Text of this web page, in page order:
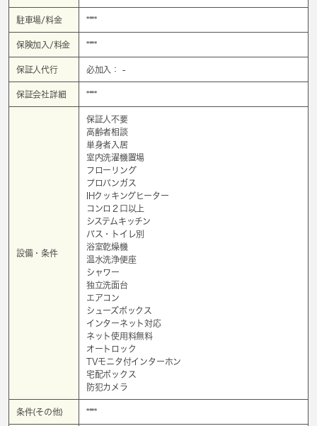
駐車場/料金 ****
保険加入/料金 ****
保証人代行 必加入： -
保証会社詳細 ****
設備・条件
保証人不要
高齢者相談
単身者入居
室内洗濯機置場
フローリング
プロパンガス
IHクッキングヒーター
コンロ２口以上
システムキッチン
バス・トイレ別
浴室乾燥機
温水洗浄便座
シャワー
独立洗面台
エアコン
シューズボックス
インターネット対応
ネット使用料無料
オートロック
TVモニタ付インターホン
宅配ボックス
防犯カメラ
条件(その他) ****